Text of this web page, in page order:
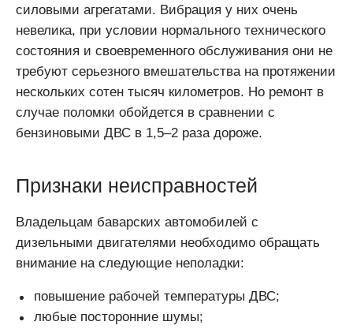
силовыми агрегатами. Вибрация у них очень
невелика, при условии нормального технического
состояния и своевременного обслуживания они не
требуют серьезного вмешательства на протяжении
нескольких сотен тысяч километров. Но ремонт в
случае поломки обойдется в сравнении с
бензиновыми ДВС в 1,5–2 раза дороже.
Признаки неисправностей
Владельцам баварских автомобилей с
дизельными двигателями необходимо обращать
внимание на следующие неполадки:
повышение рабочей температуры ДВС;
любые посторонние шумы;